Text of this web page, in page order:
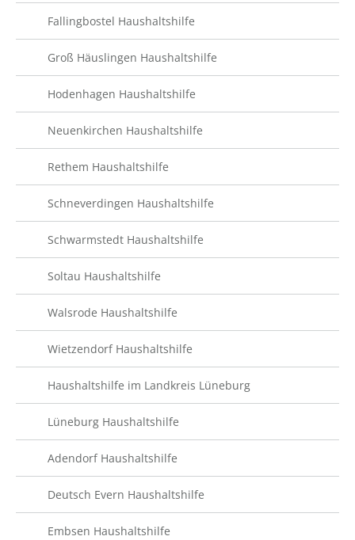
Fallingbostel Haushaltshilfe
Groß Häuslingen Haushaltshilfe
Hodenhagen Haushaltshilfe
Neuenkirchen Haushaltshilfe
Rethem Haushaltshilfe
Schneverdingen Haushaltshilfe
Schwarmstedt Haushaltshilfe
Soltau Haushaltshilfe
Walsrode Haushaltshilfe
Wietzendorf Haushaltshilfe
Haushaltshilfe im Landkreis Lüneburg
Lüneburg Haushaltshilfe
Adendorf Haushaltshilfe
Deutsch Evern Haushaltshilfe
Embsen Haushaltshilfe